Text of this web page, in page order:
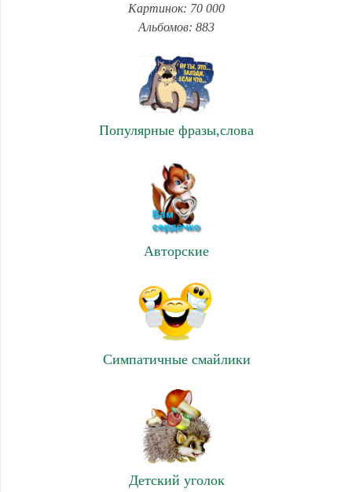
Картинок: 70 000
Альбомов: 883
Популярные фразы,слова
Авторские
Симпатичные смайлики
Детский уголок